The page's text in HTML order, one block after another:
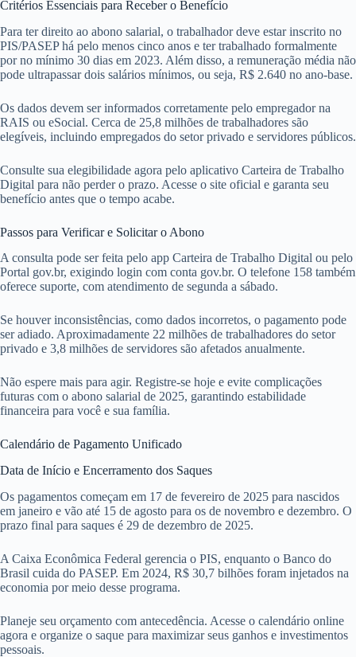
Critérios Essenciais para Receber o Benefício
Para ter direito ao abono salarial, o trabalhador deve estar inscrito no
PIS/PASEP há pelo menos cinco anos e ter trabalhado formalmente
por no mínimo 30 dias em 2023. Além disso, a remuneração média não
pode ultrapassar dois salários mínimos, ou seja, R$ 2.640 no ano-base.
Os dados devem ser informados corretamente pelo empregador na
RAIS ou eSocial. Cerca de 25,8 milhões de trabalhadores são
elegíveis, incluindo empregados do setor privado e servidores públicos.
Consulte sua elegibilidade agora pelo aplicativo Carteira de Trabalho
Digital para não perder o prazo. Acesse o site oficial e garanta seu
benefício antes que o tempo acabe.
Passos para Verificar e Solicitar o Abono
A consulta pode ser feita pelo app Carteira de Trabalho Digital ou pelo
Portal gov.br, exigindo login com conta gov.br. O telefone 158 também
oferece suporte, com atendimento de segunda a sábado.
Se houver inconsistências, como dados incorretos, o pagamento pode
ser adiado. Aproximadamente 22 milhões de trabalhadores do setor
privado e 3,8 milhões de servidores são afetados anualmente.
Não espere mais para agir. Registre-se hoje e evite complicações
futuras com o abono salarial de 2025, garantindo estabilidade
financeira para você e sua família.
Calendário de Pagamento Unificado
Data de Início e Encerramento dos Saques
Os pagamentos começam em 17 de fevereiro de 2025 para nascidos
em janeiro e vão até 15 de agosto para os de novembro e dezembro. O
prazo final para saques é 29 de dezembro de 2025.
A Caixa Econômica Federal gerencia o PIS, enquanto o Banco do
Brasil cuida do PASEP. Em 2024, R$ 30,7 bilhões foram injetados na
economia por meio desse programa.
Planeje seu orçamento com antecedência. Acesse o calendário online
agora e organize o saque para maximizar seus ganhos e investimentos
pessoais.